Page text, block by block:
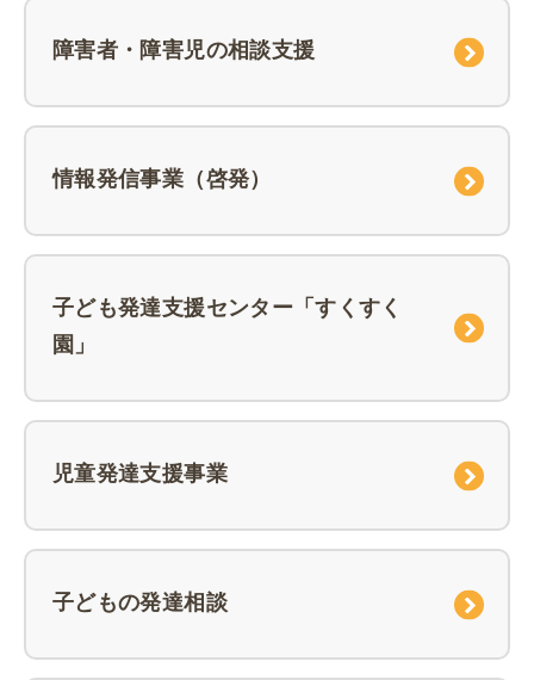
障害者・障害児の相談支援
情報発信事業（啓発）
子ども発達支援センター「すくすく
園」
児童発達支援事業
子どもの発達相談